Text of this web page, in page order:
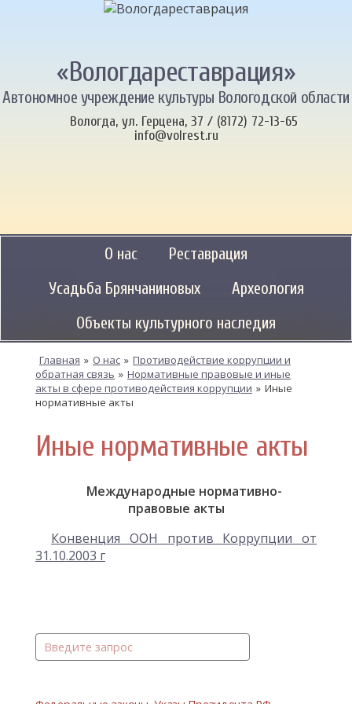
«Вологдареставрация»
Автономное учреждение культуры Вологодской области
Вологда, ул. Герцена, 37 / (8172) 72-13-65
info@volrest.ru
О нас
Реставрация
Усадьба Брянчаниновых
Археология
Объекты культурного наследия
Главная » О нас » Противодействие коррупции и
обратная связь » Нормативные правовые и иные
акты в сфере противодействия коррупции » Иные
нормативные акты
Иные нормативные акты
Международные нормативно-
правовые акты
Конвенция ООН против Коррупции от
31.10.2003 г